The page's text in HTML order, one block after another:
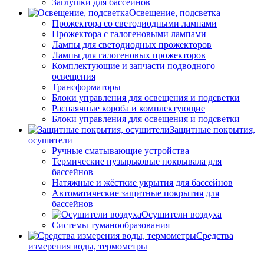
Заглушки для бассейнов
Освещение, подсветка
Прожектора со светодиодными лампами
Прожектора с галогеновыми лампами
Лампы для светодиодных прожекторов
Лампы для галогеновых прожекторов
Комплектующие и запчасти подводного
освещения
Трансформаторы
Блоки управления для освещения и подсветки
Распаячные короба и комплектующие
Блоки управления для освещения и подсветки
Защитные покрытия,
осушители
Ручные сматывающие устройства
Термические пузырьковые покрывала для
бассейнов
Натяжные и жёсткие укрытия для бассейнов
Автоматические защитные покрытия для
бассейнов
Осушители воздуха
Системы туманообразования
Средства
измерения воды, термометры